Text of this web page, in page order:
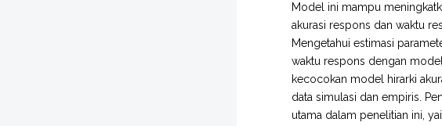
Model ini mampu
akurasi respons dan waktu
Mengetahui estimasi
waktu respons dengan
kecocokan model hirarki
data simulasi dan empiris.
utama dalam penelitian ini,